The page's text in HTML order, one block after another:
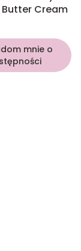
Cream
mnie o